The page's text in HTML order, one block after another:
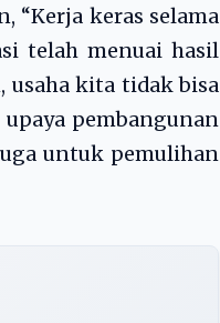
“Kerja keras selama
telah menuai hasil
usaha kita tidak bisa
pembangunan
untuk pemulihan